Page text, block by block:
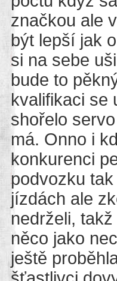
značkou ale
být lepší jak
si na sebe
bude to
kvalifikaci se
shořelo
má. Onno i
konkurenci
podvozku
jízdách ale
nedrželi,
něco jako
ještě